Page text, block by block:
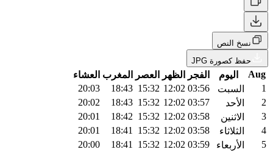
نسخ النص
حفظ كصورة JPG
Aug اليوم الفجر الظهر العصر المغرب العشاء
1
السبت 03:56
12:02
15:32
18:43
20:03
2
الأحد 03:57
12:02
15:32
18:43
20:02
3
الاثنين 03:58
12:02
15:32
18:42
20:01
4
الثلاثاء 03:58
12:02
15:32
18:41
20:01
5
الأربعاء 03:59
12:02
15:32
18:41
20:00